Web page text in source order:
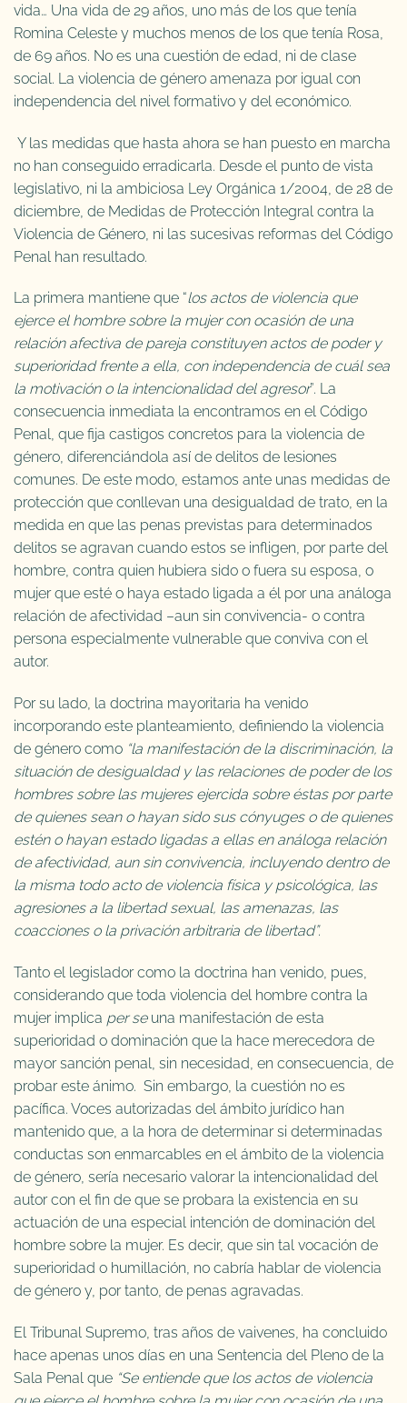
vida… Una vida de 29 años, uno más de los que tenía
Romina Celeste y muchos menos de los que tenía Rosa,
de 69 años. No es una cuestión de edad, ni de clase
social. La violencia de género amenaza por igual con
independencia del nivel formativo y del económico.
Y las medidas que hasta ahora se han puesto en marcha
no han conseguido erradicarla. Desde el punto de vista
legislativo, ni la ambiciosa Ley Orgánica 1/2004, de 28 de
diciembre, de Medidas de Protección Integral contra la
Violencia de Género, ni las sucesivas reformas del Código
Penal han resultado.
La primera mantiene que “los actos de violencia que
ejerce el hombre sobre la mujer con ocasión de una
relación afectiva de pareja constituyen actos de poder y
superioridad frente a ella, con independencia de cuál sea
la motivación o la intencionalidad del agresor”. La
consecuencia inmediata la encontramos en el Código
Penal, que fija castigos concretos para la violencia de
género, diferenciándola así de delitos de lesiones
comunes. De este modo, estamos ante unas medidas de
protección que conllevan una desigualdad de trato, en la
medida en que las penas previstas para determinados
delitos se agravan cuando estos se infligen, por parte del
hombre, contra quien hubiera sido o fuera su esposa, o
mujer que esté o haya estado ligada a él por una análoga
relación de afectividad –aun sin convivencia- o contra
persona especialmente vulnerable que conviva con el
autor.
Por su lado, la doctrina mayoritaria ha venido
incorporando este planteamiento, definiendo la violencia
de género como “la manifestación de la discriminación, la
situación de desigualdad y las relaciones de poder de los
hombres sobre las mujeres ejercida sobre éstas por parte
de quienes sean o hayan sido sus cónyuges o de quienes
estén o hayan estado ligadas a ellas en análoga relación
de afectividad, aun sin convivencia, incluyendo dentro de
la misma todo acto de violencia física y psicológica, las
agresiones a la libertad sexual, las amenazas, las
coacciones o la privación arbitraria de libertad”.
Tanto el legislador como la doctrina han venido, pues,
considerando que toda violencia del hombre contra la
mujer implica per seuna manifestación de esta
superioridad o dominación que la hace merecedora de
mayor sanción penal, sin necesidad, en consecuencia, de
probar este ánimo. Sin embargo, la cuestión no es
pacífica. Voces autorizadas del ámbito jurídico han
mantenido que, a la hora de determinar si determinadas
conductas son enmarcables en el ámbito de la violencia
de género, sería necesario valorar la intencionalidad del
autor con el fin de que se probara la existencia en su
actuación de una especial intención de dominación del
hombre sobre la mujer. Es decir, que sin tal vocación de
superioridad o humillación, no cabría hablar de violencia
de género y, por tanto, de penas agravadas.
El Tribunal Supremo, tras años de vaivenes, ha concluido
hace apenas unos días en una Sentencia del Pleno de la
Sala Penal que “Se entiende que los actos de violencia